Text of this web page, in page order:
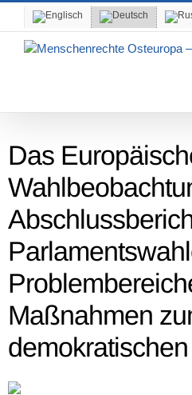
content
Das
Maßnahmen